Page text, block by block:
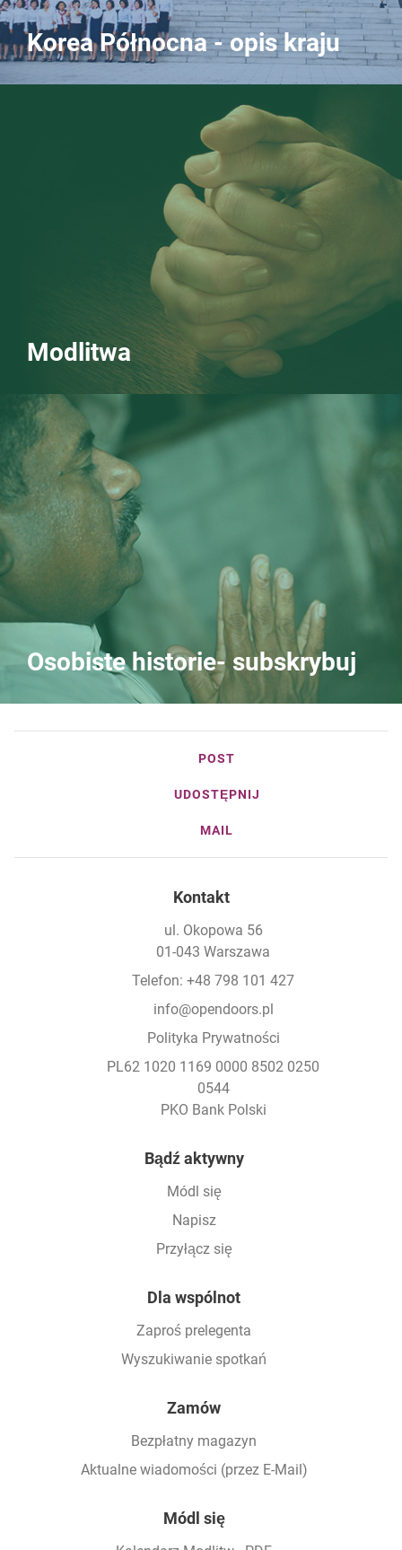
Korea Północna - opis kraju
Modlitwa
Osobiste historie- subskrybuj
POST
UDOSTĘPNIJ
MAIL
Kontakt
ul. Okopowa 56
01-043 Warszawa
Telefon: +48 798 101 427
info@opendoors.pl
Polityka Prywatności
PL62 1020 1169 0000 8502 0250
0544
PKO Bank Polski
Bądź aktywny
Módl się
Napisz
Przyłącz się
Dla wspólnot
Zaproś prelegenta
Wyszukiwanie spotkań
Zamów
Bezpłatny magazyn
Aktualne wiadomości (przez E-Mail)
Módl się